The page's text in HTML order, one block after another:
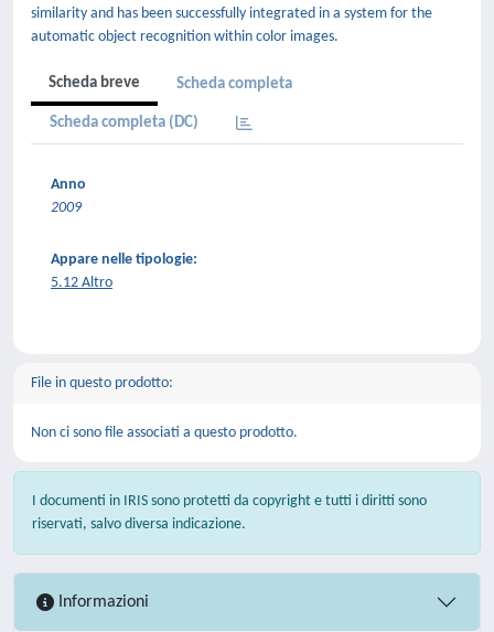
similarity and has been successfully integrated in a system for the
automatic object recognition within color images.
Scheda breve Scheda completa
Scheda completa (DC)
Anno
2009
Appare nelle tipologie:
5.12 Altro
File in questo prodotto:
Non ci sono file associati a questo prodotto.
I documenti in IRIS sono protetti da copyright e tutti i diritti sono
riservati, salvo diversa indicazione.
Informazioni